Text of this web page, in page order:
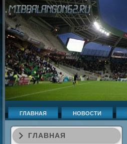
ГЛАВНАЯ НОВОСТИ
ГЛАВНАЯ